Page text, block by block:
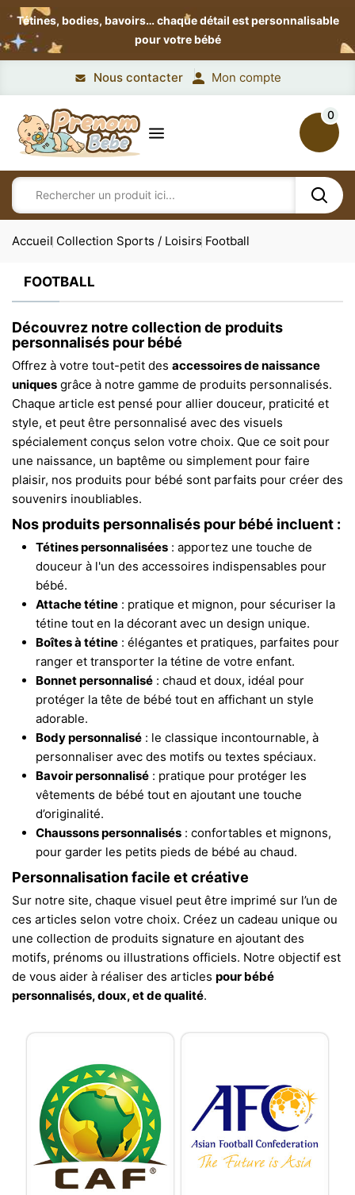
Tétines, bodies, bavoirs…chaque détail est personnalisable
pour votre bébé
Nous contacter Mon compte
0
Accueil Collection Sports / Loisirs Football
FOOTBALL
Découvrez notre collection de produits
personnalisés pour bébé
Offrez à votre tout-petit des accessoires de naissance
uniques grâce à notre gamme de produits personnalisés.
Chaque article est pensé pour allier douceur, praticité et
style, et peut être personnalisé avec des visuels
spécialement conçus selon votre choix. Que ce soit pour
une naissance, un baptême ou simplement pour faire
plaisir, nos produits pour bébé sont parfaits pour créer des
souvenirs inoubliables.
Nos produits personnalisés pour bébé incluent :
Tétines personnalisées : apportez une touche de
douceur à l'un des accessoires indispensables pour
bébé.
Attache tétine : pratique et mignon, pour sécuriser la
tétine tout en la décorant avec un design unique.
Boîtes à tétine : élégantes et pratiques, parfaites pour
ranger et transporter la tétine de votre enfant.
Bonnet personnalisé : chaud et doux, idéal pour
protéger la tête de bébé tout en affichant un style
adorable.
Body personnalisé : le classique incontournable, à
personnaliser avec des motifs ou textes spéciaux.
Bavoir personnalisé : pratique pour protéger les
vêtements de bébé tout en ajoutant une touche
d’originalité.
Chaussons personnalisés : confortables et mignons,
pour garder les petits pieds de bébé au chaud.
Personnalisation facile et créative
Sur notre site, chaque visuel peut être imprimé sur l’un de
ces articles selon votre choix. Créez un cadeau unique ou
une collection de produits signature en ajoutant des
motifs, prénoms ou illustrations officiels. Notre objectif est
de vous aider à réaliser des articles pour bébé
personnalisés, doux, et de qualité.